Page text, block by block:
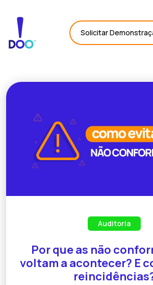
Solicitar
Auditoria
Por que as não
voltam a acontecer? E